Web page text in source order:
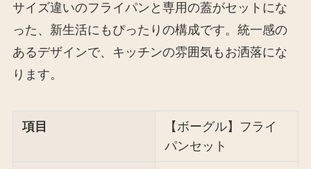
サイズ違いのフライパンと専用の蓋がセットにな
った、新生活にもぴったりの構成です。統一感の
あるデザインで、キッチンの雰囲気もお洒落にな
ります。
項目
【ボーグル】フライ
パンセット